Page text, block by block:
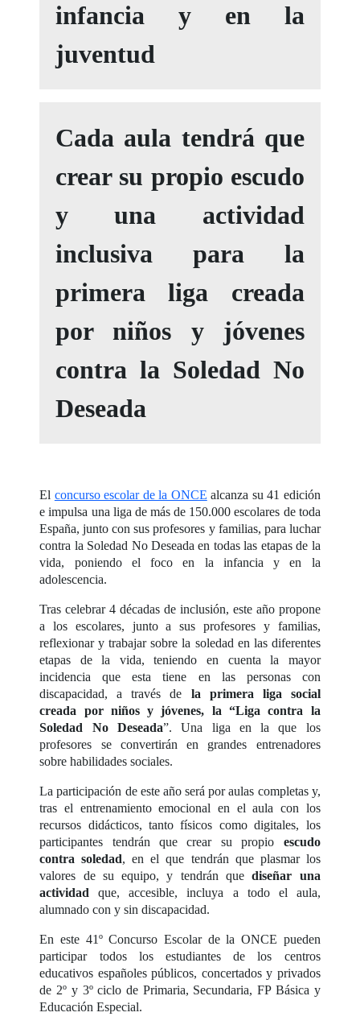
infancia y en la
juventud
Cada aula tendrá que
crear su propio escudo
y una actividad
inclusiva para la
primera liga creada
por niños y jóvenes
contra la Soledad No
Deseada
El concurso escolar de la ONCE alcanza su 41 edición
e impulsa una liga de más de 150.000 escolares de toda
España, junto con sus profesores y familias, para luchar
contra la Soledad No Deseada en todas las etapas de la
vida, poniendo el foco en la infancia y en la
adolescencia.
Tras celebrar 4 décadas de inclusión, este año propone
a los escolares, junto a sus profesores y familias,
reflexionar y trabajar sobre la soledad en las diferentes
etapas de la vida, teniendo en cuenta la mayor
incidencia que esta tiene en las personas con
discapacidad, a través de la primera liga social
creada por niños y jóvenes, la “Liga contra la
Soledad No Deseada”. Una liga en la que los
profesores se convertirán en grandes entrenadores
sobre habilidades sociales.
La participación de este año será por aulas completas y,
tras el entrenamiento emocional en el aula con los
recursos didácticos, tanto físicos como digitales, los
participantes tendrán que crear su propio escudo
contra soledad, en el que tendrán que plasmar los
valores de su equipo, y tendrán que diseñar una
actividad que, accesible, incluya a todo el aula,
alumnado con y sin discapacidad.
En este 41º Concurso Escolar de la ONCE pueden
participar todos los estudiantes de los centros
educativos españoles públicos, concertados y privados
de 2º y 3º ciclo de Primaria, Secundaria, FP Básica y
Educación Especial.